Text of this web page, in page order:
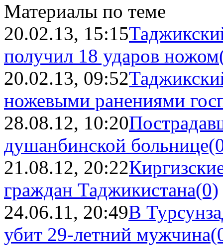
Материалы по теме
20.02.13, 15:15
получил 18 ударов ножом
20.02.13, 09:52
ножевыми ранениями
28.08.12, 10:20
душанбинской больнице
21.08.12, 20:22
граждан Таджикистана(0)
24.06.11, 20:49В
убит 29-летний мужчина